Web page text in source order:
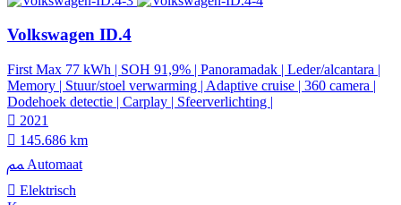
Volkswagen ID.4
First Max 77 kWh | SOH 91,9% | Panoramadak | Leder/alcantara |
Memory | Stuur/stoel verwarming | Adaptive cruise | 360 camera |
Dodehoek detectie | Carplay | Sfeerverlichting |
2021
145.686 km
Automaat
Elektrisch